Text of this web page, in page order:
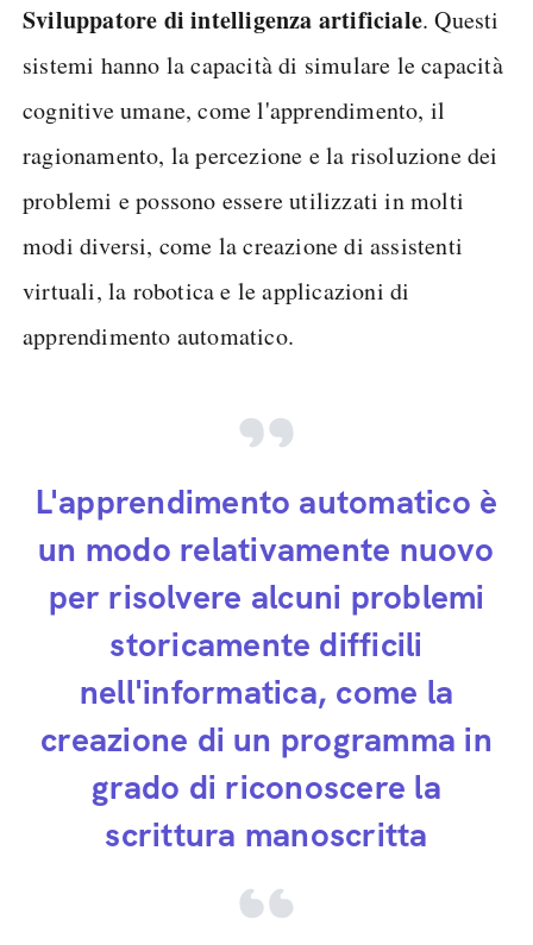
Sviluppatore di intelligenza artificiale. Questi
sistemi hanno la capacità di simulare le capacità
cognitive umane, come l'apprendimento, il
ragionamento, la percezione e la risoluzione dei
problemi e possono essere utilizzati in molti
modi diversi, come la creazione di assistenti
virtuali, la robotica e le applicazioni di
apprendimento automatico.
L'apprendimento automatico è
un modo relativamente nuovo
per risolvere alcuni problemi
storicamente difficili
nell'informatica, come la
creazione di un programma in
grado di riconoscere la
scrittura manoscritta